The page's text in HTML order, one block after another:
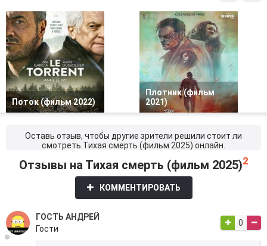
Поток (фильм 2022)
Плотник (фильм
2021)
Оставь отзыв, чтобы другие зрители решили стоит ли
смотреть Тихая смерть (фильм 2025) онлайн.
Отзывы на Тихая смерть (фильм 2025)2
КОММЕНТИРОВАТЬ
ГОСТЬ АНДРЕЙ
Гости
0